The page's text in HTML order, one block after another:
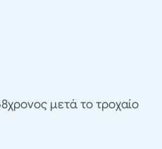
μετά το τροχαίο